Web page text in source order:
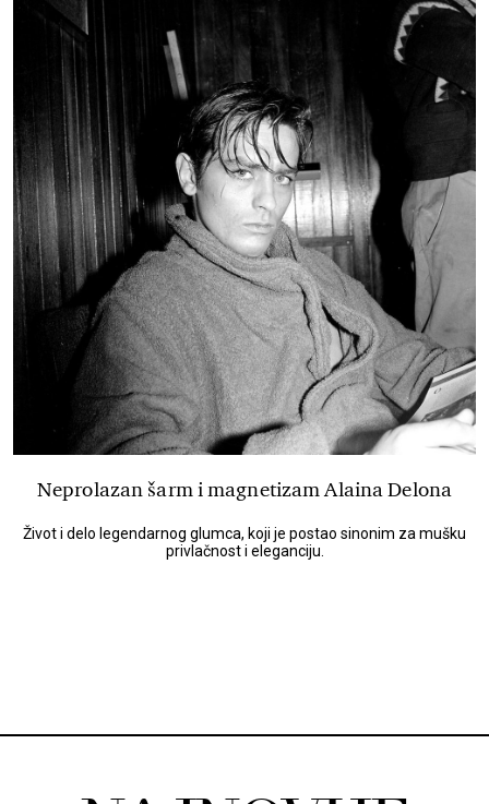
Neprolazan šarm i magnetizam Alaina Delona
Život i delo legendarnog glumca, koji je postao sinonim za mušku
privlačnost i eleganciju.